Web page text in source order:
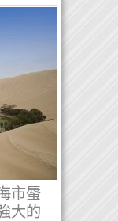
市蜃
大的